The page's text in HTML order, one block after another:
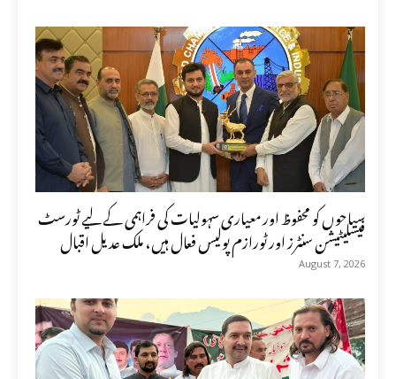
سیاحوں کو محفوظ اور معیاری سہولیات کی فراہمی کے لیے ٹورسٹ
فیسلیٹیشن سنٹرز اور ٹورازم پولیس فعال ہیں، ملک عدیل اقبال
August 7, 2026